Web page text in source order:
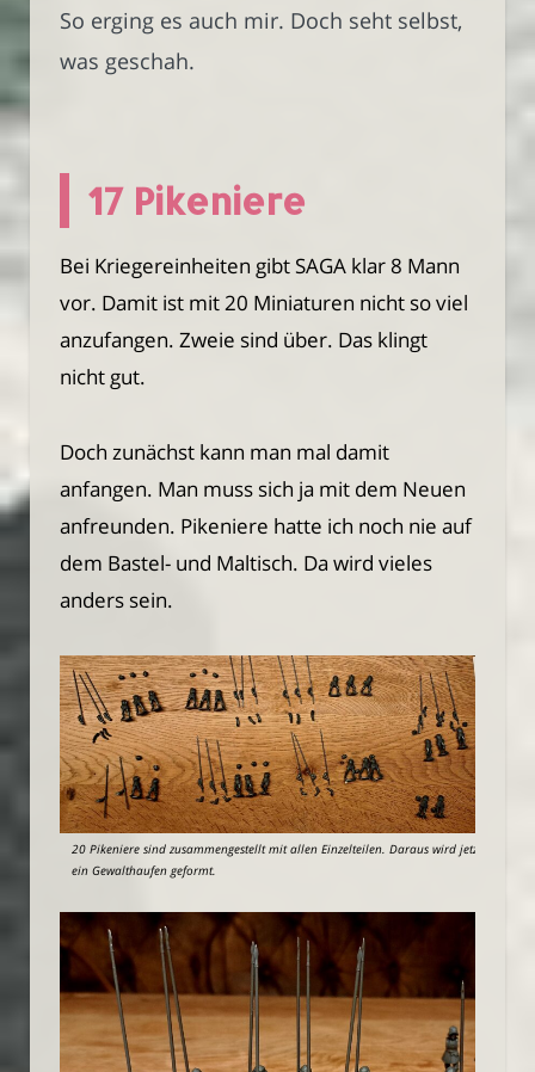
So erging es auch mir. Doch seht selbst,
was geschah.
17 Pikeniere
Bei Kriegereinheiten gibt SAGA klar 8 Mann
vor. Damit ist mit 20 Miniaturen nicht so viel
anzufangen. Zweie sind über. Das klingt
nicht gut.
Doch zunächst kann man mal damit
anfangen. Man muss sich ja mit dem Neuen
anfreunden. Pikeniere hatte ich noch nie auf
dem Bastel- und Maltisch. Da wird vieles
anders sein.
20 Pikeniere sind zusammengestellt mit allen Einzelteilen. Daraus wird jetzt
ein Gewalthaufen geformt.